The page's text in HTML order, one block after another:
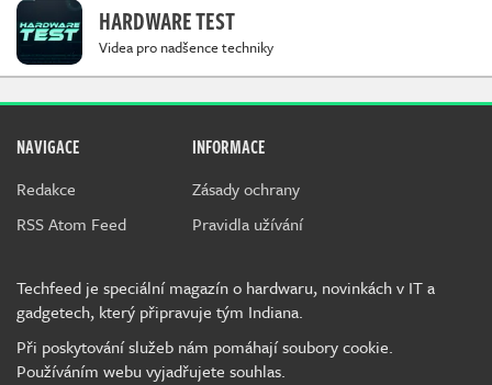
HARDWARE TEST
Videa pro nadšence techniky
NAVIGACE
Redakce
RSS Atom Feed
INFORMACE
Zásady ochrany
Pravidla užívání
Techfeed je speciální magazín o hardwaru, novinkách v IT a
gadgetech, který připravuje tým Indiana.
Při poskytování služeb nám pomáhají soubory cookie.
Používáním webu vyjadřujete souhlas.